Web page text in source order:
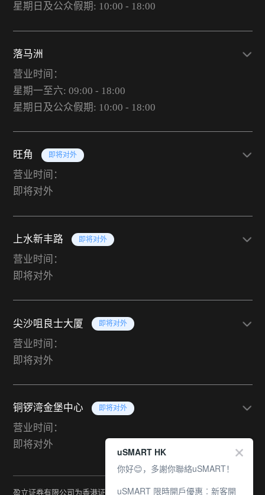
星期日及公众假期: 10:00 - 18:00
落马洲
营业时间：
星期一至六: 09:00 - 18:00
星期日及公众假期: 10:00 - 18:00
旺角 即将对外
营业时间：
即将对外
上水新丰路 即将对外
营业时间：
即将对外
尖沙咀良士大厦 即将对外
营业时间：
即将对外
铜锣湾金堡中心 即将对外
营业时间：
即将对外
盈立证券有限公司为香港证监会持牌法团（中央编号：
uSMART HK
你好😊，多謝你聯絡uSMART！
uSMART 限時開戶優惠︰新客開